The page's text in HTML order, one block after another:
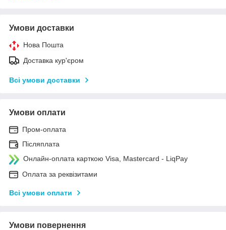
Умови доставки
Нова Пошта
Доставка кур'єром
Всі умови доставки
Умови оплати
Пром-оплата
Післяплата
Онлайн-оплата карткою Visa, Mastercard - LiqPay
Оплата за реквізитами
Всі умови оплати
Умови повернення